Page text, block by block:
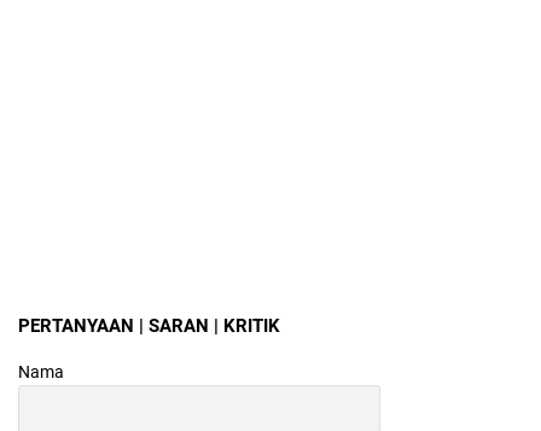
PERTANYAAN | SARAN | KRITIK
Nama